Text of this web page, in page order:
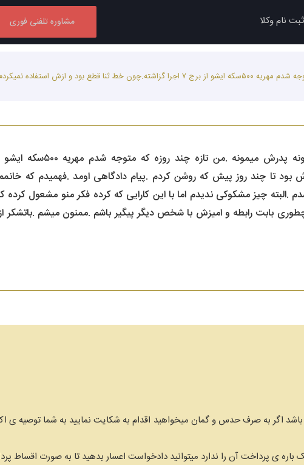
ثبت نام وکلا مشاوره تلفنی فوری
سلام .همسرم دو هفته هستش که خونه را ترک کرده و خونه پدرش میمونه .من تازه چند روزه که متوجه شدم مهریه ۵۰۰سکه ایشو از برج ۷ اجرا گزاشته.چون
تا چند روز پیش که روشن کردم .پیام دادگاهی اومد .فهمیدم که
چیز مشکوکی ندیدم اما با این کارایی که کرده فکر منو مشعول کرده
بابت رابطه و امیزش با شخص دیگر پیگیر باشم .ممنون میشم
باشد اگر به صرف حدس و گمان میخواهید اقدام به شکایت نمایید به شما توصیه ی
ی پرداخت آن را ندارد میتوانید دادخواست اعسار بدهید تا به صورت اقساط